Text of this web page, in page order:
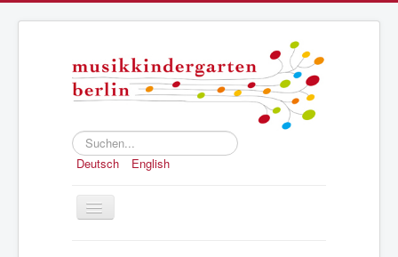
Suchen...
Deutsch
English
Toggle